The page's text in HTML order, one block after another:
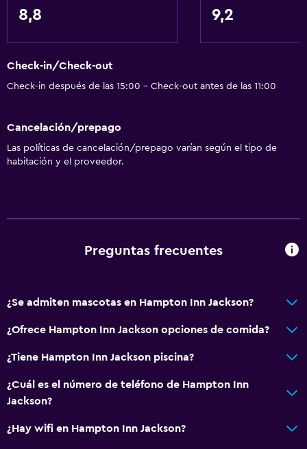
Áreas designadas para fumadores
Comedor
Restaurante
Nevera
Cafetera
Microondas
Wifi disponible en todas las instalaciones
Aire acondicionado
Sistema de entretenimiento
Radio
TV de pantalla plana
8,8 9,2
Check-in/Check-out
Check-in después de las 15:00 - Check-out antes de las 11:00
Cancelación/prepago
Las políticas de cancelación/prepago varían según el tipo de
habitación y el proveedor.
Preguntas frecuentes
¿Se admiten mascotas en Hampton Inn Jackson?
¿Ofrece Hampton Inn Jackson opciones de comida?
¿Tiene Hampton Inn Jackson piscina?
¿Cuál es el número de teléfono de Hampton Inn
Jackson?
¿Hay wifi en Hampton Inn Jackson?